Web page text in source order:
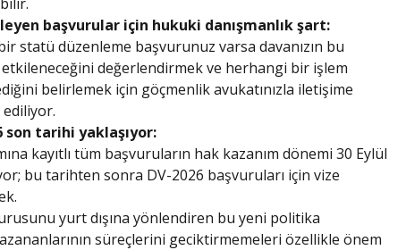
başvurular için hukuki danışmanlık şart:
statü düzenleme başvurunuz varsa davanızın bu
etkileneceğini değerlendirmek ve herhangi bir işlem
belirlemek için göçmenlik avukatınızla iletişime
son tarihi yaklaşıyor:
kayıtlı tüm başvuruların hak kazanım dönemi 30 Eylül
bu tarihten sonra DV-2026 başvuruları için vize
yurt dışına yönlendiren bu yeni politika
süreçlerini geciktirmemeleri özellikle önem